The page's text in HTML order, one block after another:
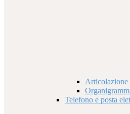
Telefono e posta